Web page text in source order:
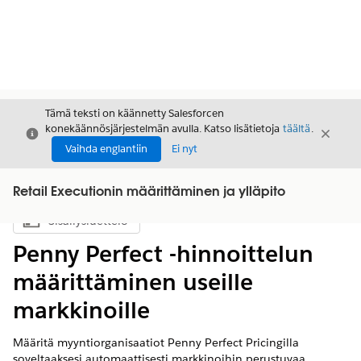
Sulje
Tämä teksti on käännetty Salesforcen
konekäännösjärjestelmän avulla. Katso lisätietoja täältä.
Vaihda englantiin
Ei nyt
Sulje
Retail Executionin määrittäminen ja ylläpito
Näytä sisällysluettelo
Sisällysluettelo
Penny Perfect -hinnoittelun
määrittäminen useille
markkinoille
Määritä myyntiorganisaatiot Penny Perfect Pricingilla